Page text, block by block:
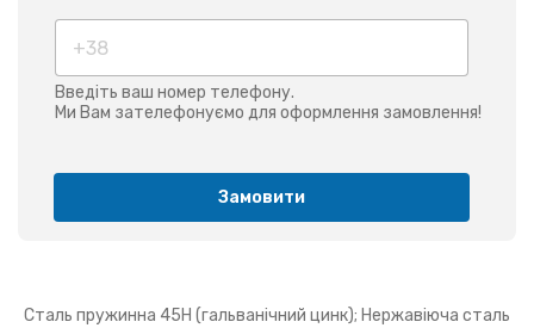
Введіть ваш номер телефону.
Ми Вам зателефонуємо для оформлення замовлення!
Замовити
Сталь пружинна 45Н (гальванічний цинк); Нержавіюча сталь